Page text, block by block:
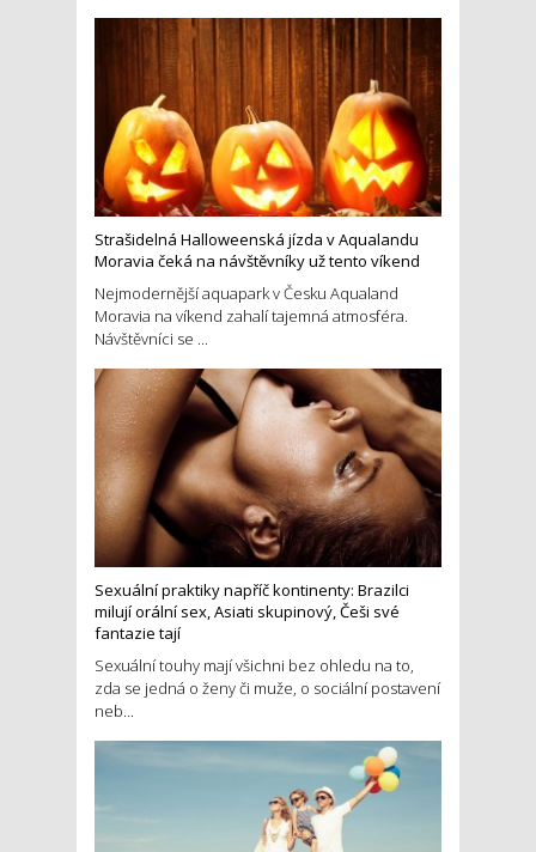
Strašidelná Halloweenská jízda v Aqualandu
Moravia čeká na návštěvníky už tento víkend
Nejmodernější aquapark v Česku Aqualand
Moravia na víkend zahalí tajemná atmosféra.
Návštěvníci se ...
Sexuální praktiky napříč kontinenty: Brazilci
milují orální sex, Asiati skupinový, Češi své
fantazie tají
Sexuální touhy mají všichni bez ohledu na to,
zda se jedná o ženy či muže, o sociální postavení
neb...